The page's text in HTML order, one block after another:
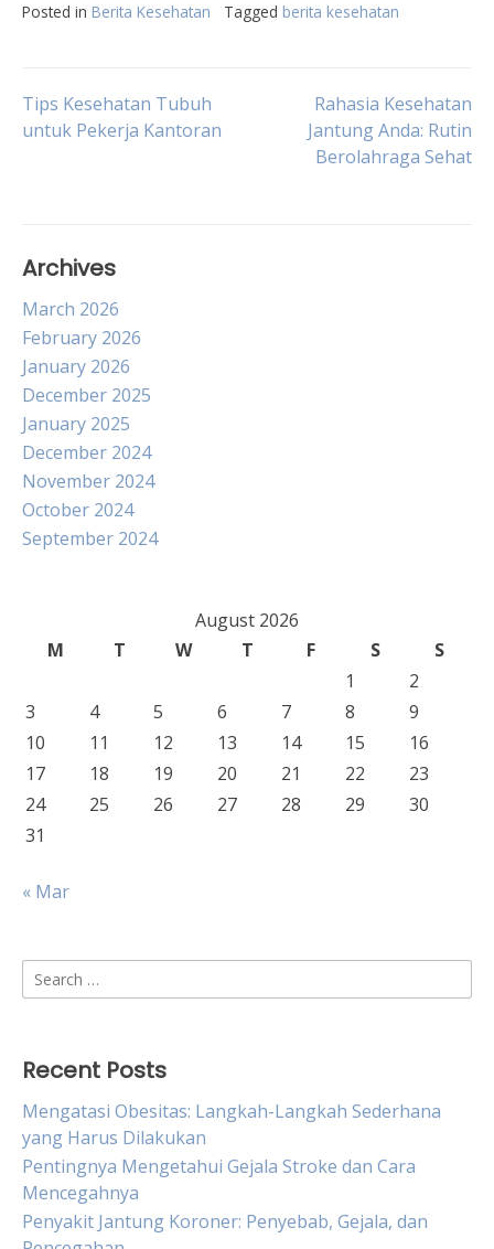
Posted in Berita Kesehatan Tagged berita kesehatan
Post
Tips Kesehatan Tubuh
untuk Pekerja Kantoran
Rahasia Kesehatan
Jantung Anda: Rutin
Berolahraga Sehat
Archives
March 2026
February 2026
January 2026
December 2025
January 2025
December 2024
November 2024
October 2024
September 2024
August 2026
M
T W T F S
S
1
2
3
4 5 6 7 8
9
10
11 12 13 14 15
16
17
18 19 20 21 22
23
24
25 26 27 28 29
30
31
« Mar
Search
for:
Recent Posts
Mengatasi Obesitas: Langkah-Langkah Sederhana
yang Harus Dilakukan
Pentingnya Mengetahui Gejala Stroke dan Cara
Mencegahnya
Penyakit Jantung Koroner: Penyebab, Gejala, dan